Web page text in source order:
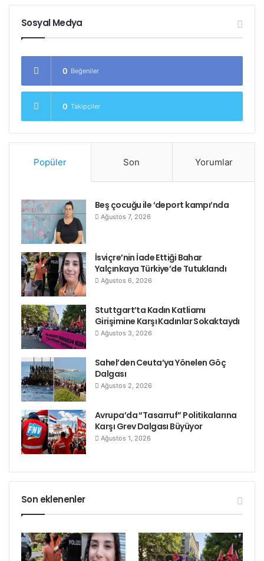
Sosyal Medya
0 Beğeniler
0 Takipçiler
Popüler Son Yorumlar
Beş çocuğu ile ‘deport kampı’nda
Ağustos 7, 2026
İsviçre’nin İade Ettiği Bahar
Yalçınkaya Türkiye’de Tutuklandı
Ağustos 6, 2026
Stuttgart’ta Kadın Katliamı
Girişimine Karşı Kadınlar Sokaktaydı
Ağustos 3, 2026
Sahel’den Ceuta’ya Yönelen Göç
Dalgası
Ağustos 2, 2026
Avrupa’da “Tasarruf” Politikalarına
Karşı Grev Dalgası Büyüyor
Ağustos 1, 2026
Son eklenenler